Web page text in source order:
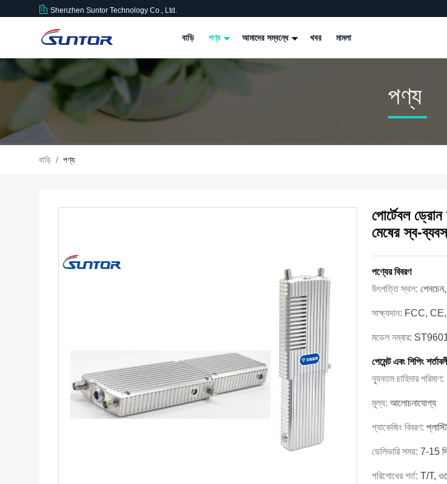
Shenzhen Suntor Technology Co., Ltd.
বাড়ি পণ্য আমাদের সম্বন্ধে খবর মামলা
পণ্য
বাড়ি / পণ্য
পোর্টেবল ড্রোন
মেষের স্ব-
পণ্যের বিবরণ
উৎপত্তি স্থল:
সাক্ষ্যদান: FCC,
মডেল নম্বার:
পেমেন্ট এবং শিপিং
ন্যূনতম চাহিদার পরিমাণ:
মূল্য: আলোচনাযোগ্য
প্যাকেজিং বিবরণ:
ডেলিভারি সময়: 7-15
পরিশোধের শর্ত: T/T,